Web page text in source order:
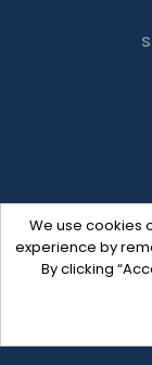
We use cookies
experience by
By clicking